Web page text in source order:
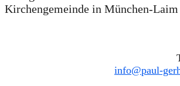
Kirchengemeinde in München-Laim
info@paul-